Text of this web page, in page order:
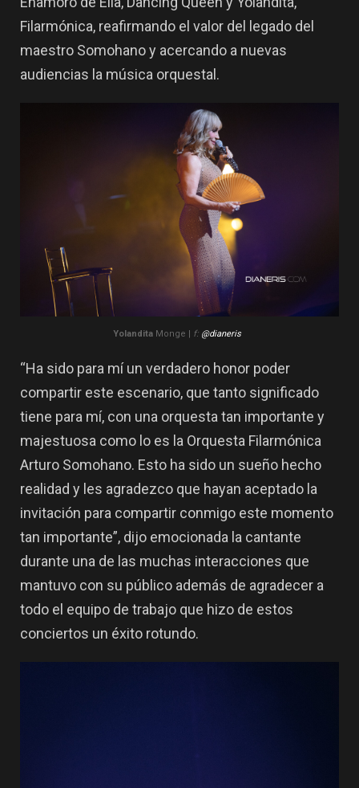
Filarmónica, reafirmando el valor del legado del
maestro Somohano y acercando a nuevas
audiencias la música orquestal.
YolanditaMonge | f: @dianeris
“Ha sido para mí un verdadero honor poder
compartir este escenario, que tanto significado
tiene para mí, con una orquesta tan importante y
majestuosa como lo es la Orquesta Filarmónica
Arturo Somohano. Esto ha sido un sueño hecho
realidad y les agradezco que hayan aceptado la
invitación para compartir conmigo este momento
tan importante”, dijo emocionada la cantante
durante una de las muchas interacciones que
mantuvo con su público además de agradecer a
todo el equipo de trabajo que hizo de estos
conciertos un éxito rotundo.